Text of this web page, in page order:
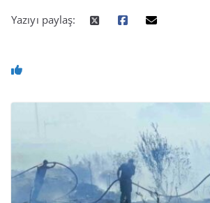
Yazıyı paylaş: